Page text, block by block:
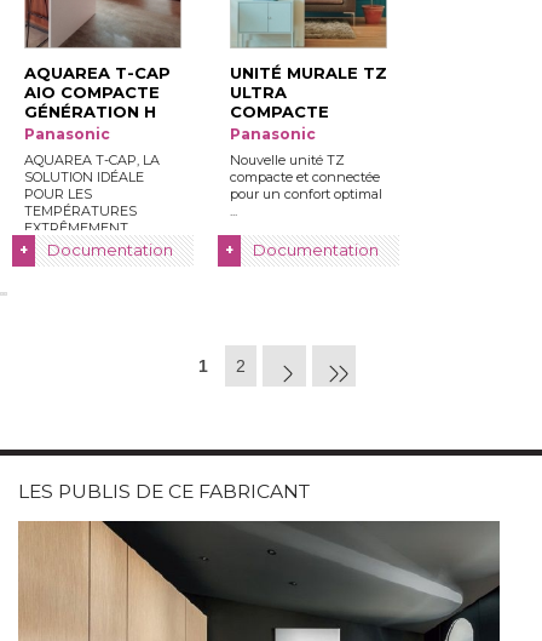
AQUAREA T-CAP
AIO COMPACTE
GÉNÉRATION H
Panasonic
AQUAREA T-CAP, LA
SOLUTION IDÉALE
POUR LES
TEMPÉRATURES
EXTRÊMEMENT
BASSES, LES
BÂTIMENTS NEUFS ...
+ Documentation
UNITÉ MURALE TZ
ULTRA
COMPACTE
Panasonic
Nouvelle unité TZ
compacte et connectée
pour un confort optimal
...
+ Documentation
1 2
LES PUBLIS DE CE FABRICANT